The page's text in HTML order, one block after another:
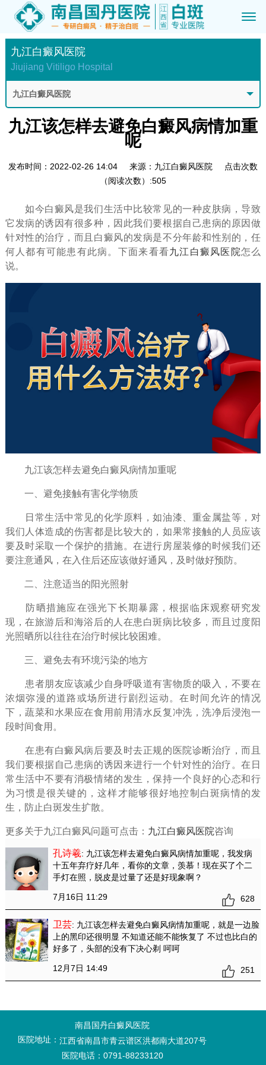
九江白癜风医院
Jiujiang Vitiligo Hospital
九江白癜风医院
九江该怎样去避免白癜风病情加重
呢
发布时间：2022-02-26 14:04 来源：九江白癜风医院
点击次数
（阅读次数）:505
如今白癜风是我们生活中比较常见的一种皮肤病，导致
它发病的诱因有很多种，因此我们要根据自己患病的原因做
针对性的治疗，而且白癜风的发病是不分年龄和性别的，任
何人都有可能患有此病。下面来看看九江白癜风医院怎么
说。
九江该怎样去避免白癜风病情加重呢
一、避免接触有害化学物质
日常生活中常见的化学原料，如油漆、重金属盐等，对
我们人体造成的伤害都是比较大的，如果常接触的人员应该
要及时采取一个保护的措施。在进行房屋装修的时候我们还
要注意通风，在入住后还应该做好通风，及时做好预防。
二、注意适当的阳光照射
防晒措施应在强光下长期暴露，根据临床观察研究发
现，在旅游后和海浴后的人在患白斑病比较多，而且过度阳
光照晒所以往往在治疗时候比较困难。
三、避免去有环境污染的地方
患者朋友应该减少自身呼吸道有害物质的吸入，不要在
浓烟弥漫的道路或场所进行剧烈运动。在时间允许的情况
下，蔬菜和水果应在食用前用清水反复冲洗，洗净后浸泡一
段时间食用。
在患有白癜风病后要及时去正规的医院诊断治疗，而且
我们要根据自己患病的诱因来进行一个针对性的治疗。在日
常生活中不要有消极情绪的发生，保持一个良好的心态和行
为习惯是很关键的，这样才能够很好地控制白斑病情的发
生，防止白斑发生扩散。
更多关于九江白癜风问题可点击： 九江白癜风医院咨询
孔诗羲: 九江该怎样去避免白癜风病情加重呢 ，我发病
十五年弃疗好几年，看你的文章，羡慕！现在买了个二
手灯在照，脱皮是过量了还是好现象啊？
7月16日 11:29 628
卫芸: 九江该怎样去避免白癜风病情加重呢 ，就是一边脸
上的黑印还很明显 不知道还能不能恢复了 不过也比白的
好多了，头部的没有下决心剃 呵呵
12月7日 14:49 251
南昌国丹白癜风医院
医院地址： 江西省南昌市青云谱区洪都南大道207号
医院电话：0791-88233120